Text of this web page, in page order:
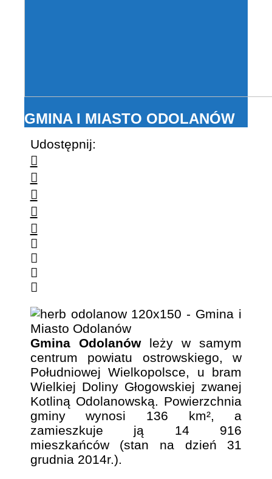
GMINA I MIASTO ODOLANÓW
Udostępnij:
Gmina Odolanówleży w samym
centrum powiatu ostrowskiego, w
Południowej Wielkopolsce, u bram
Wielkiej Doliny Głogowskiej zwanej
Kotliną Odolanowską. Powierzchnia
gminy wynosi 136 km², a
zamieszkuje ją 14 916
mieszkańców (stan na dzień 31
grudnia 2014r.).